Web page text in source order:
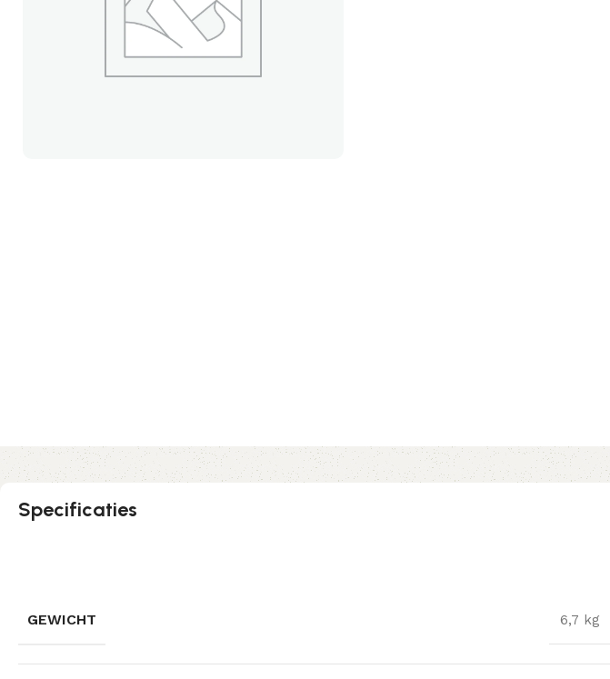
Specificaties
GEWICHT 6,7 kg